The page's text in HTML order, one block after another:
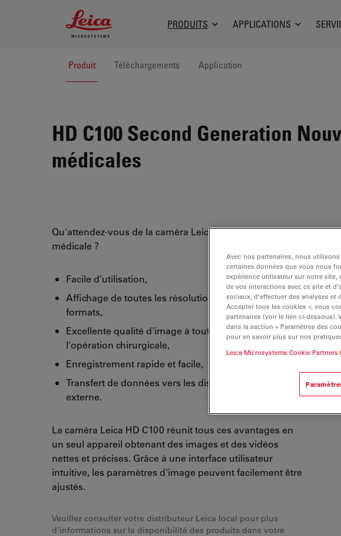
Leica Microsystems Logo
PRODUITS APPLICATIONS
Produit Téléchargements Application
HD C100 Second Generation
médicales
Qu'attendez-vous de la caméra Leica HD de qualité
médicale ?
Facile d'utilisation,
Affichage de toutes les résolutions et de tous les
formats,
Excellente qualité d'image à tout moment lors de
l'opération chirurgicale,
Enregistrement rapide et facile,
Transfert de données vers les dispositifs de stockage
externe.
La caméra Leica HD C100 réunit tous ces avantages en
un seul appareil obtenant des images et des vidéos
nettes et précises. Grâce à une interface utilisateur
intuitive, les paramètres d'image peuvent facilement être
ajustés.
Veuillez consulter votre distributeur Leica local pour plus
d'informations sur la disponibilité des produits dans votre
Avec nos partenaires, nous
certaines données que vous nous
expérience utilisateur sur notre
de vos interactions avec ce site et
sociaux, d’effectuer des analyses
Accepter tous les cookies », vous
partenaires (voir le lien ci-
dans la section « Paramètres des
pour en savoir plus sur nos
Leica Microsystems Cookie Partners